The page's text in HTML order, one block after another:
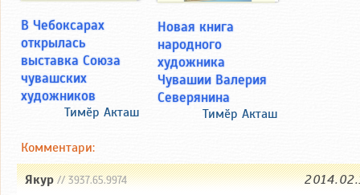
В Чебоксарах
открылась
выставка Союза
чувашских
художников
Тимӗр Акташ
Новая книга
народного
художника
Чувашии Валерия
Северянина
Тимӗр Акташ
Комментари:
Якур// 3937.65.9974